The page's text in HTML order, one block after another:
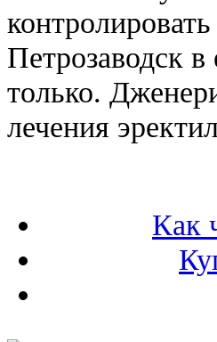
Петрозаводск в
только.
лечения
Как